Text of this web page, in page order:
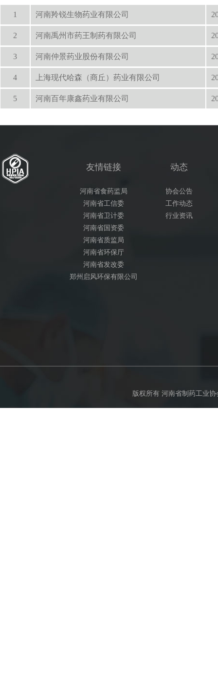
1 河南羚锐生物药业有限公司
2 河南禹州市药王制药有限公司
3 河南仲景药业股份有限公司
4 上海现代哈森（商丘）药业有限公司
5 河南百年康鑫药业有限公司
友情链接
河南省食药监局
河南省工信委
河南省卫计委
河南省国资委
河南省质监局
河南省环保厅
河南省发改委
郑州启风环保有限公司
动态
协会公告
工作动态
行业资讯
版权所有 河南省制药工业